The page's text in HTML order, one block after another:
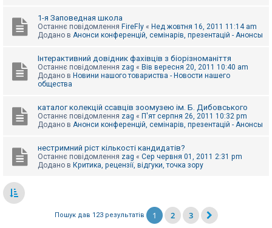
1-я Заповедная школа
Останнє повідомлення FireFly « Нед жовтня 16, 2011 11:14 am
Додано в Анонси конференцій, семінарів, презентацій - Анонсы
Інтерактивний довідник фахівців з біорізноманіття
Останнє повідомлення zag « Вів вересня 20, 2011 10:40 am
Додано в Новини нашого товариства - Новости нашего
общества
каталог колекцій ссавців зоомузею ім. Б. Дибовського
Останнє повідомлення zag « П'ят серпня 26, 2011 10:32 pm
Додано в Анонси конференцій, семінарів, презентацій - Анонсы
нестримний ріст кількості кандидатів?
Останнє повідомлення zag « Сер червня 01, 2011 2:31 pm
Додано в Критика, рецензії, відгуки, точка зору
Пошук дав 123 результатів 1 2 3